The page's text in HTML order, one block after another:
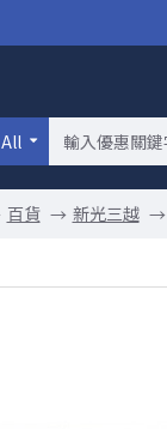
All
百貨 新光三越